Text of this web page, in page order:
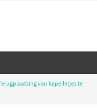
van kapelletjes te